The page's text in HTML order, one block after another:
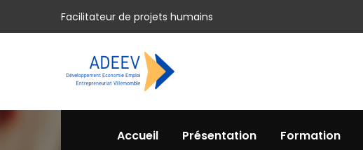
Facilitateur de projets humains
Accueil Présentation Formation